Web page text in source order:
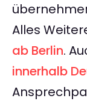
Alles
ab Berlin.
innerhalb